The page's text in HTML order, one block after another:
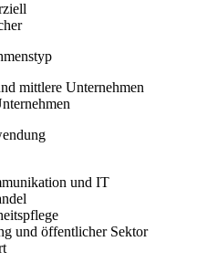
mittlere Unternehmen
und IT
und öffentlicher Sektor